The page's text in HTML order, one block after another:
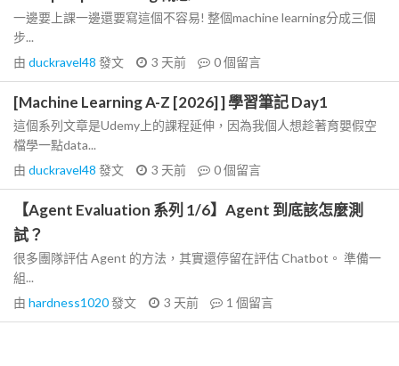
一邊要上課一邊還要寫這個不容易! 整個machine learning分成三個
步...
由 duckravel48 發文 3 天前 0個留言
[Machine Learning A-Z [2026] ] 學習筆記 Day1
這個系列文章是Udemy上的課程延伸，因為我個人想趁著育嬰假空
檔學一點data...
由 duckravel48 發文 3 天前 0個留言
【Agent Evaluation 系列 1/6】Agent 到底該怎麼測
試？
很多團隊評估 Agent 的方法，其實還停留在評估 Chatbot。 準備一
組...
由 hardness1020發文 3 天前 1 個留言